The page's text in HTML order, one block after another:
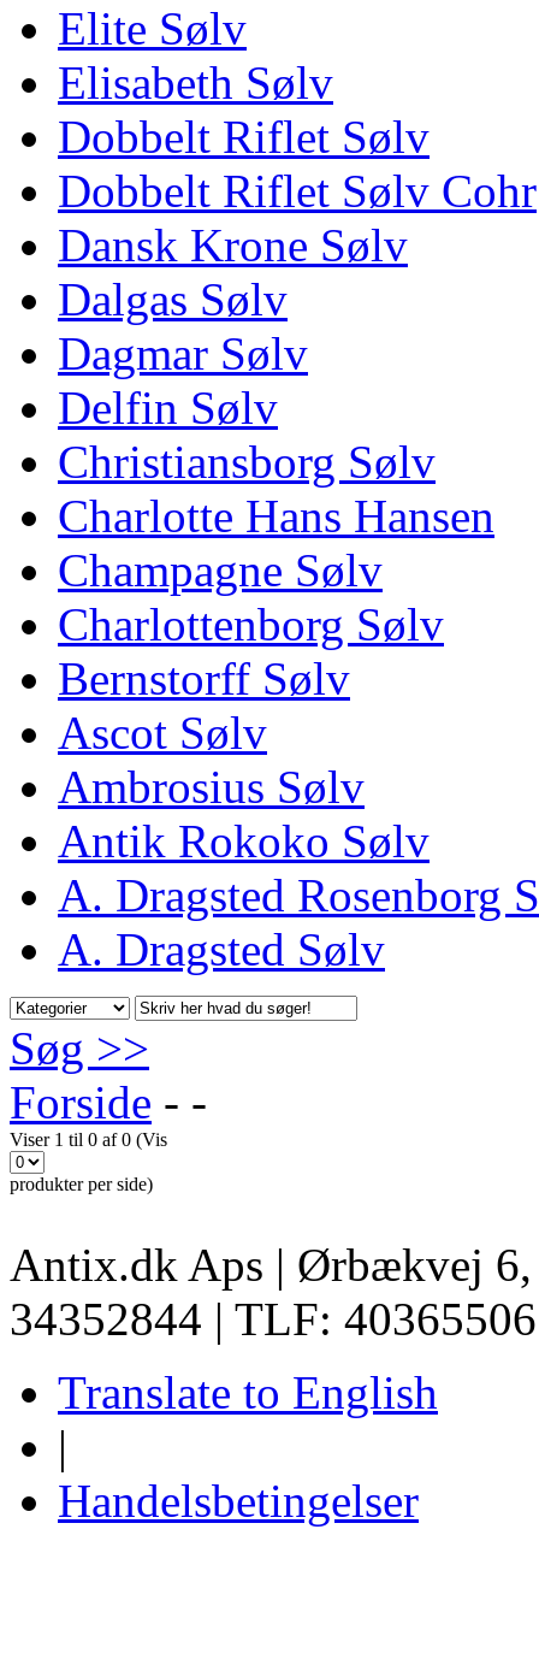
Elite Sølv
Elisabeth Sølv
Dobbelt Riflet Sølv
Dobbelt Riflet Sølv Cohr
Dansk Krone Sølv
Dalgas Sølv
Dagmar Sølv
Delfin Sølv
Christiansborg Sølv
Charlotte Hans Hansen
Champagne Sølv
Charlottenborg Sølv
Bernstorff Sølv
Ascot Sølv
Ambrosius Sølv
Antik Rokoko Sølv
A. Dragsted Rosenborg
A. Dragsted Sølv
Søg >>
Forside - -
Viser 1 til 0 af 0 (Vis
produkter per side)
Antix.dk Aps | Ørbækvej
34352844 | TLF:
Translate to English
|
Handelsbetingelser